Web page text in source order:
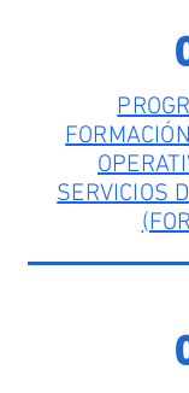
SERVICIOS